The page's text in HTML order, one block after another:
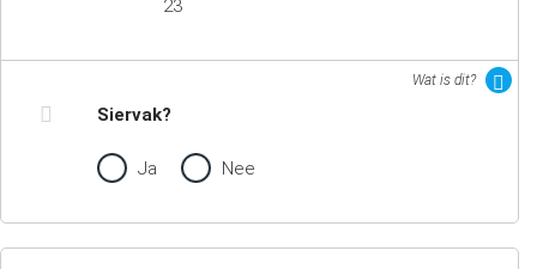
23
Wat is dit?
Siervak?
Ja Nee